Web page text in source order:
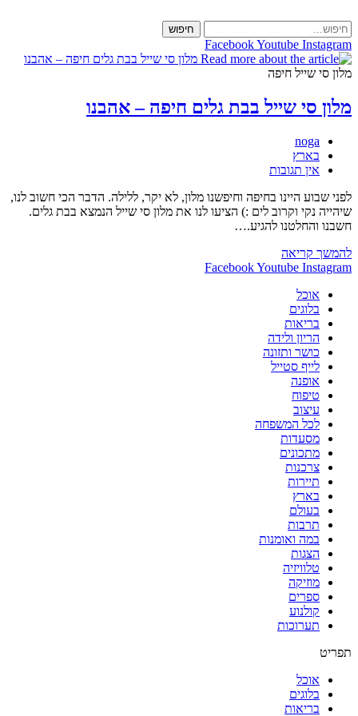
to
content
חיפוש
FacebookYoutube Instagram
מלון סי שייל חיפה
מלון סי שייל בבת גלים חיפה – אהבנו
מחבר:
noga
קטגוריה:
בארץ
תגובות:
אין תגובות
לפני שבוע היינו בחיפה וחיפשנו מלון, לא יקר, ללילה. הדבר הכי חשוב לנו,
שיהייה נקי וקרוב לים :) הציעו לנו את מלון סי שייל הנמצא בבת גלים.
חשבנו והחלטנו להגיע.…
להמשך קריאהמלון
סי
–
אהבנו
FacebookYoutube Instagram
אוכל
בלוגים
בריאות
הריון ולידה
כושר ותזונה
לייף סטייל
אופנה
טיפוח
עיצוב
לכל המשפחה
מסעדות
מתכונים
צרכנות
תיירות
בארץ
בעולם
תרבות
במה ואומנות
הצגות
טלוויזיה
מוזיקה
ספרים
קולנוע
תערוכות
תפריט
אוכל
בלוגים
בריאות